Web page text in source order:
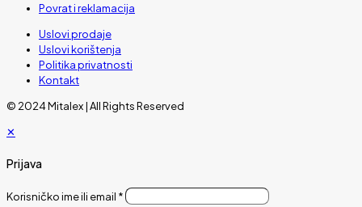
Povrat i reklamacija
Uslovi prodaje
Uslovi korištenja
Politika privatnosti
Kontakt
© 2024 Mitalex | All Rights Reserved
✕
Prijava
Korisničko ime ili email *